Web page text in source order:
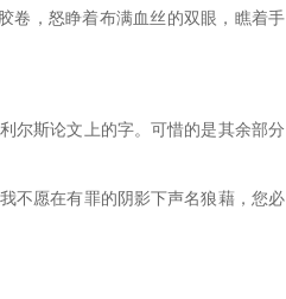
，怒睁着布满血丝的双眼，瞧着手
斯论文上的字。可惜的是其余部分
不愿在有罪的阴影下声名狼藉，您必